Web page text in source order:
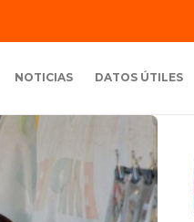
NOTICIAS DATOS ÚTILES